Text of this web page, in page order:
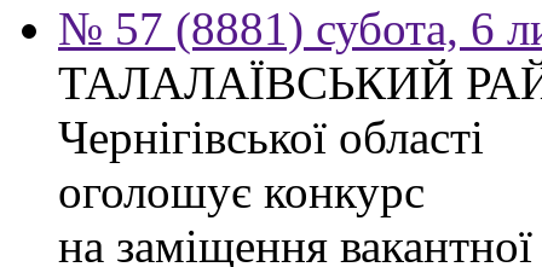
№ 57 (8881) субота, 6
ТАЛАЛАЇВСЬКИЙ
Чернігівської області
оголошує конкурс
на заміщення